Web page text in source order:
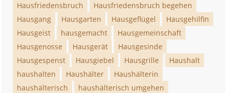
Hausfriedensbruch
Hausfriedensbruch begehen
Hausgang
Hausgarten Hausgeflügel
Hausgehilfin
Hausgeist
hausgemacht
Hausgemeinschaft
Hausgenosse
Hausgerät
Hausgesinde
Hausgespenst
Hausgiebel Hausgrille
Haushalt
haushalten
Haushälter
Haushälterin
haushälterisch
haushälterisch umgehen